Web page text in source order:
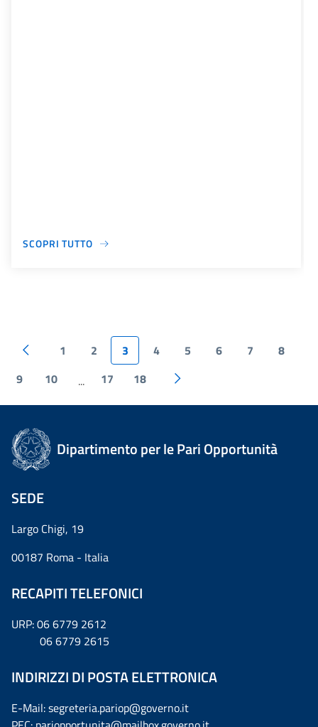
SCOPRI TUTTO
1 2 3 4 5 6 7
8
9
10 ... 17 18
Dipartimento per le Pari Opportunità
SEDE
Largo Chigi, 19
00187 Roma - Italia
RECAPITI TELEFONICI
URP: 06 6779 2612
06 6779 2615
INDIRIZZI DI POSTA ELETTRONICA
E-Mail: segreteria.pariop@governo.it